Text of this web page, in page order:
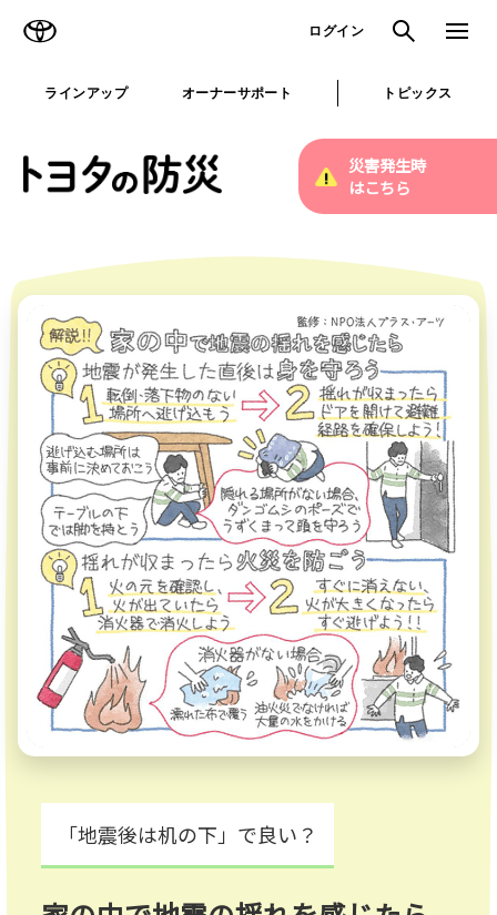
ログイン 検索 メニュ
ラインアップ オーナーサポート トピックス
災害発生時
はこちら
「地震後は机の下」で良い？